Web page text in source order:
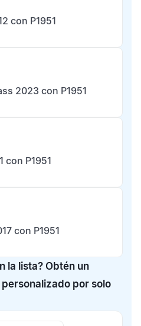
con P1951
2023 con P1951
con P1951
con P1951
la lista? Obtén un
por solo